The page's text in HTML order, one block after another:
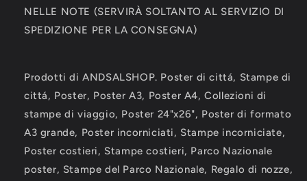
NELLE NOTE (SERVIRÀ SOLTANTO AL SERVIZIO DI
SPEDIZIONE PER LA CONSEGNA)
Prodotti di ANDSALSHOP. Poster di cittá, Stampe di
cittá, Poster, Poster A3, Poster A4, Collezioni di
stampe di viaggio, Poster 24"x26", Poster di formato
A3 grande, Poster incorniciati, Stampe incorniciate,
Poster costieri, Stampe costieri, Parco Nazionale
poster, Stampe del Parco Nazionale, Regalo di nozze,